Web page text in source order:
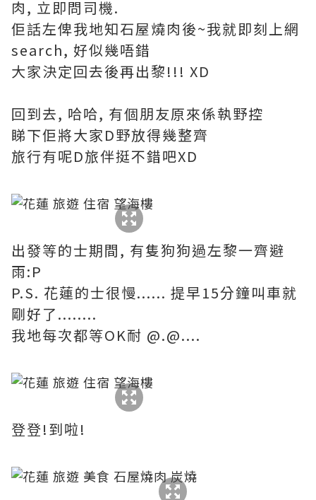
肉, 立即問司機.
佢話左俾我地知石屋燒肉後~我就即刻上網
search, 好似幾唔錯
大家決定回去後再出黎!!! XD
回到去, 哈哈, 有個朋友原來係執野控
睇下佢將大家D野放得幾整齊
旅行有呢D旅伴挺不錯吧XD
出發等的士期間, 有隻狗狗過左黎一齊避
雨:P
P.S. 花蓮的士很慢...... 提早15分鐘叫車就
剛好了........
我地每次都等OK耐 @.@....
登登!到啦!